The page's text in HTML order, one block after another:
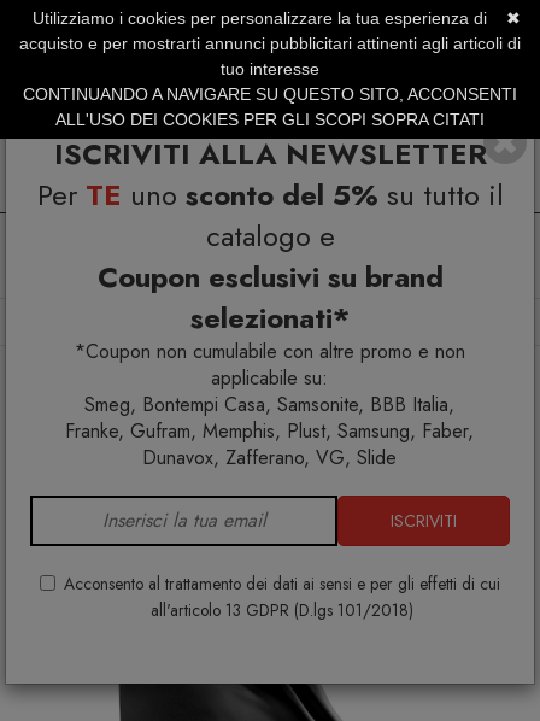
ISCRIVITI ALLA NEWSLETTER
Per TE uno sconto del 5% su tutto il
catalogo e
Coupon esclusivi su brand
selezionati*
*Coupon non cumulabile con altre promo e non
applicabile su:
Smeg, Bontempi Casa, Samsonite, BBB Italia,
Franke, Gufram, Memphis, Plust, Samsung, Faber,
Dunavox, Zafferano, VG, Slide
ISCRIVITI
Acconsento al trattamento dei dati ai sensi e per gli effetti di cui
all'articolo 13 GDPR (D.lgs 101/2018)
SERVIZIO CLIENTI +39.0773.470.562
SUMMER SALES | Fino al 31 Agosto
Arredo interno Sedie
✖
Utilizziamo i cookies per personalizzare la tua esperienza di
acquisto e per mostrarti annunci pubblicitari attinenti agli articoli di
tuo interesse
CONTINUANDO A NAVIGARE SU QUESTO SITO, ACCONSENTI
ALL'USO DEI COOKIES PER GLI SCOPI SOPRA CITATI